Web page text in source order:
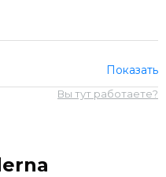
Показать
Вы тут работаете?